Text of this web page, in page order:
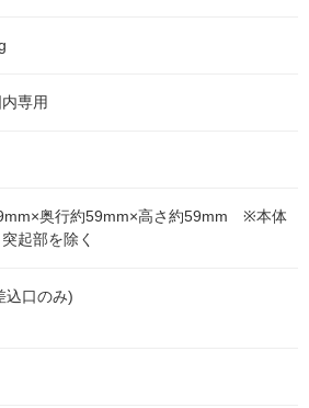
専用
奥行約59mm×高さ約59mm ※本体
起部を除く
込口のみ)